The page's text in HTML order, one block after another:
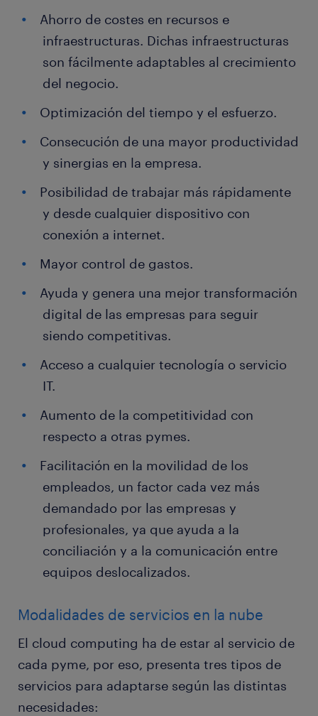
Ahorro de costes en recursos e
infraestructuras. Dichas infraestructuras
son fácilmente adaptables al crecimiento
del negocio.
Optimización del tiempo y el esfuerzo.
Consecución de una mayor productividad
y sinergias en la empresa.
Posibilidad de trabajar más rápidamente
y desde cualquier dispositivo con
conexión a internet.
Mayor control de gastos.
Ayuda y genera una mejor transformación
digital de las empresas para seguir
siendo competitivas.
Acceso a cualquier tecnología o servicio
IT.
Aumento de la competitividad con
respecto a otras pymes.
Facilitación en la movilidad de los
empleados, un factor cada vez más
demandado por las empresas y
profesionales, ya que ayuda a la
conciliación y a la comunicación entre
equipos deslocalizados.
Modalidades de servicios en la nube
El cloud computing ha de estar al servicio de
cada pyme, por eso, presenta tres tipos de
servicios para adaptarse según las distintas
necesidades: